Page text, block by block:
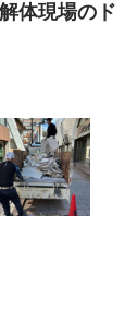
体現場のド